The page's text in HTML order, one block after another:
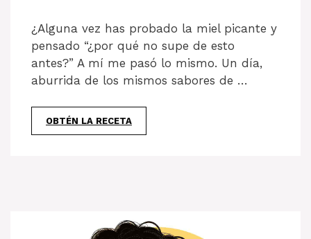
¿Alguna vez has probado la miel picante y
pensado “¿por qué no supe de esto
antes?” A mí me pasó lo mismo. Un día,
aburrida de los mismos sabores de …
OBTÉN LA RECETA